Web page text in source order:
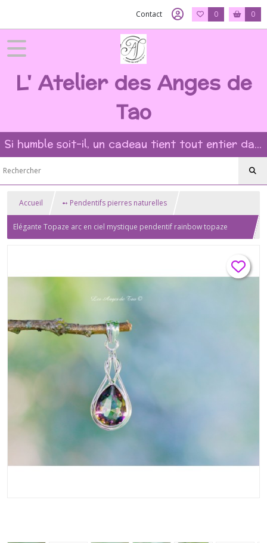
Contact 0 0
L' Atelier des Anges de
Tao
Si humble soit-il, un cadeau tient tout entier dans l'intention et la beauté du geste ?
Accueil ➻ Pendentifs pierres naturelles
Elégante Topaze arc en ciel mystique pendentif rainbow topaze